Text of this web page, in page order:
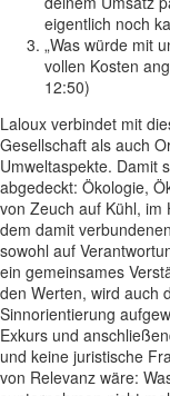
eigentlich noch
„Was würde mit
vollen Kosten
12:50)
Laloux verbindet mit
Gesellschaft als auch
Umweltaspekte. Damit
abgedeckt: Ökologie,
von Zeuch auf Kühl, im
dem damit
sowohl auf
ein gemeinsames
den Werten, wird auch
Sinnorientierung
Exkurs und
und keine juristische
von Relevanz wäre: